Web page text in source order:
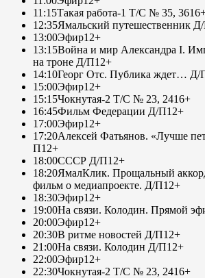
11:15Такая работа-1 Т/С № 35, 36
12:35Ямальский путешественник
13:00Эфир12+
13:15Война и мир Александра I.
на троне Д/П12+
14:10Георг Отс. Публика ждет… Д/
15:00Эфир12+
15:15Чокнутая-2 Т/С № 23, 2416+
16:45Фильм Федерации Д/П12+
17:00Эфир12+
17:20Алексей Фатьянов. «Лучше
П12+
18:00СССР Д/П12+
18:20ЯмалКлик. Прощальный
фильм о медиапроекте. Д/П12+
18:30Эфир12+
19:00На связи. Колодин. Прямой
20:00Эфир12+
20:30В ритме новостей Д/П12+
21:00На связи. Колодин Д/П12+
22:00Эфир12+
22:30Чокнутая-2 Т/С № 23, 2416+